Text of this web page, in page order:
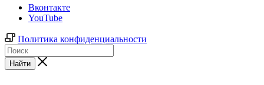
Вконтакте
YouTube
Политика конфиденциальности
Найти